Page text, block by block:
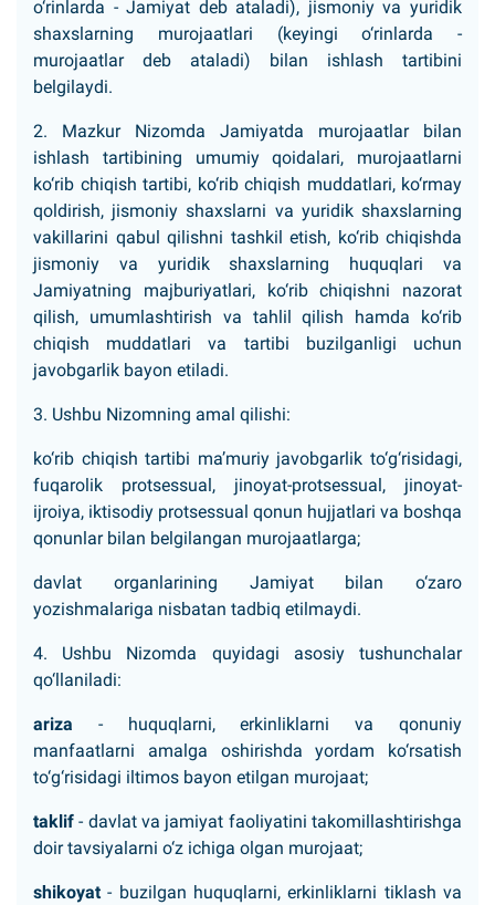
o‘rinlarda - Jamiyat deb ataladi), jismoniy va yuridik
shaxslarning murojaatlari (keyingi o‘rinlarda -
murojaatlar deb ataladi) bilan ishlash tartibini
belgilaydi.
2. Mazkur Nizomda Jamiyatda murojaatlar bilan
ishlash tartibining umumiy qoidalari, murojaatlarni
ko‘rib chiqish tartibi, ko‘rib chiqish muddatlari, ko‘rmay
qoldirish, jismoniy shaxslarni va yuridik shaxslarning
vakillarini qabul qilishni tashkil etish, ko‘rib chiqishda
jismoniy va yuridik shaxslarning huquqlari va
Jamiyatning majburiyatlari, ko‘rib chiqishni nazorat
qilish, umumlashtirish va tahlil qilish hamda ko‘rib
chiqish muddatlari va tartibi buzilganligi uchun
javobgarlik bayon etiladi.
3. Ushbu Nizomning amal qilishi:
ko‘rib chiqish tartibi ma’muriy javobgarlik to‘g‘risidagi,
fuqarolik protsessual, jinoyat-protsessual, jinoyat-
ijroiya, iktisodiy protsessual qonun hujjatlari va boshqa
qonunlar bilan belgilangan murojaatlarga;
davlat organlarining Jamiyat bilan o‘zaro
yozishmalariga nisbatan tadbiq etilmaydi.
4. Ushbu Nizomda quyidagi asosiy tushunchalar
qo‘llaniladi:
ariza - huquqlarni, erkinliklarni va qonuniy
manfaatlarni amalga oshirishda yordam ko‘rsatish
to‘g‘risidagi iltimos bayon etilgan murojaat;
taklif - davlat va jamiyat faoliyatini takomillashtirishga
doir tavsiyalarni o‘z ichiga olgan murojaat;
shikoyat - buzilgan huquqlarni, erkinliklarni tiklash va